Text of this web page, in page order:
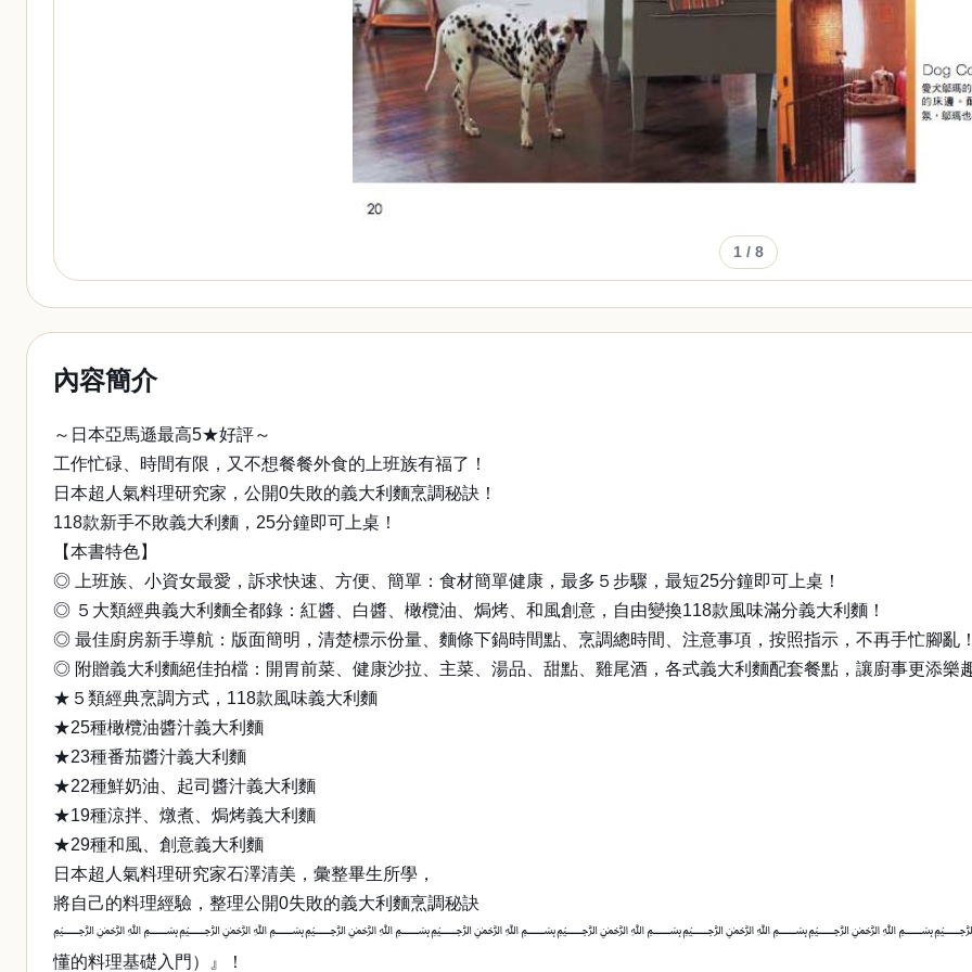
1 / 8
內容簡介
～日本亞馬遜最高5★好評～
工作忙碌、時間有限，又不想餐餐外食的上班族有福了！
日本超人氣料理研究家，公開0失敗的義大利麵烹調秘訣！
118款新手不敗義大利麵，25分鐘即可上桌！
【本書特色】
◎ 上班族、小資女最愛，訴求快速、方便、簡單：食材簡單健康，最多５步驟，最短25分鐘即可上桌！
◎ ５大類經典義大利麵全都錄：紅醬、白醬、橄欖油、焗烤、和風創意，自由變換118款風味滿分義大利麵！
◎ 最佳廚房新手導航：版面簡明，清楚標示份量、麵條下鍋時間點、烹調總時間、注意事項，按照指示，不再手忙腳亂！
◎ 附贈義大利麵絕佳拍檔：開胃前菜、健康沙拉、主菜、湯品、甜點、雞尾酒，各式義大利麵配套餐點，讓廚事更添樂
★５類經典烹調方式，118款風味義大利麵
★25種橄欖油醬汁義大利麵
★23種番茄醬汁義大利麵
★22種鮮奶油、起司醬汁義大利麵
★19種涼拌、燉煮、焗烤義大利麵
★29種和風、創意義大利麵
日本超人氣料理研究家石澤清美，彙整畢生所學，
將自己的料理經驗，整理公開0失敗的義大利麵烹調秘訣
懂的料理基礎入門）』！